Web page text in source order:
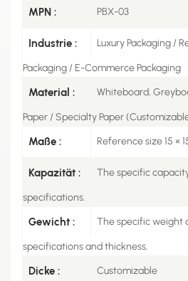
MPN : PBX-03
Industrie : Luxury Packaging /
Packaging / E-Commerce Packaging
Material : Whiteboard,
Paper / Specialty Paper
Maße : Reference size 15 ×
Kapazität : The specific
specifications.
Gewicht : The specific weight
specifications and thickness.
Dicke : Customizable